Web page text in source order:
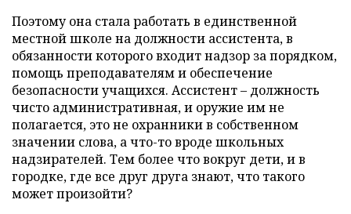
Поэтому она стала работать в единственной
местной школе на должности ассистента, в
обязанности которого входит надзор за порядком,
помощь преподавателям и обеспечение
безопасности учащихся. Ассистент – должность
чисто административная, и оружие им не
полагается, это не охранники в собственном
значении слова, а что-то вроде школьных
надзирателей. Тем более что вокруг дети, и в
городке, где все друг друга знают, что такого
может произойти?